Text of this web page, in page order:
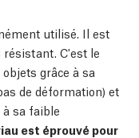
utilisé. Il est
C'est le
grâce à sa
de déformation) et
sa faible
est éprouvé pour